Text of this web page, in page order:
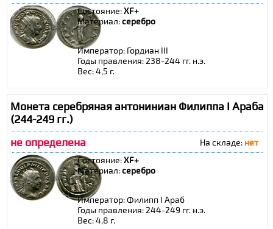
Состояние:XF+
Материал:cеребро
Император: Гордиан III
Годы правления: 238-244 гг. н.э.
Вес: 4,5 г.
Монета серебряная антониниан Филиппа I Араба
(244-249 гг.)
не определена
На складе: нет
Состояние:XF+
Материал:cеребро
Император: Филипп I Араб
Годы правления: 244-249 гг. н.э.
Вес: 4,8 г.